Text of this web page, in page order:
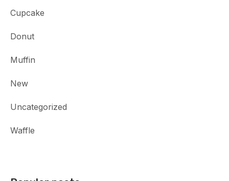
Cupcake
Donut
Muffin
New
Uncategorized
Waffle